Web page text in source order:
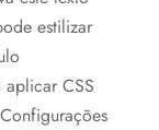
estilizar
CSS